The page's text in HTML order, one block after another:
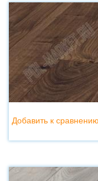
Добавить к сравнению